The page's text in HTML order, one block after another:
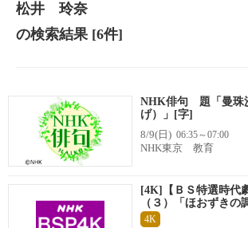
松井 玲奈
の検索結果[6件]
NHK俳句 題「曼珠
げ）」[字]
8/9(日) 06:35～07:00
NHK東京 教育
[4K]【ＢＳ特選時代
（３）「ほおずきの
4K